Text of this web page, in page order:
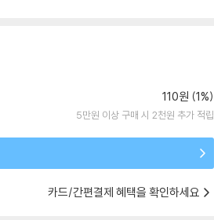
110원 (1%)
5만원 이상 구매 시 2천원 추가 적립
카드/간편결제 혜택을 확인하세요